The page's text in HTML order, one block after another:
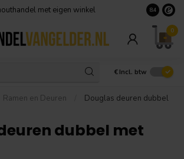
met eigen winkel Geen
8.4
0
€ Incl. btw
Ramen en Deuren
Douglas deuren dubbel
dubbel met